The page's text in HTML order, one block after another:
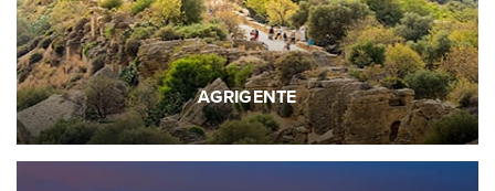
AGRIGENTE